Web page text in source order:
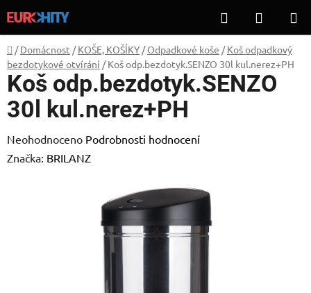
na
obsah
Hledat
KOŠÍK
Domů
/ Domácnost / KOŠE, KOŠÍKY / Odpadkové koše / Koš odpadkový
bezdotykové otvírání / Koš odp.bezdotyk.SENZO 30l kul.nerez+PH
Koš odp.bezdotyk.SENZO
30l kul.nerez+PH
Průměrné
hodnocení
Neohodnoceno Podrobnosti hodnocení
Značka: BRILANZ